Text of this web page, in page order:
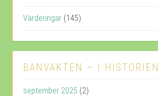
Värderingar (145)
BANVAKTEN – I HISTORIEN
september 2025 (2)